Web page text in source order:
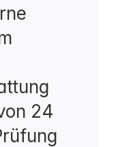
24